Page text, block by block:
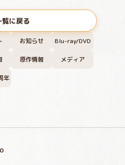
お知らせ Blu-ray/DVD
原作情報 メディア
年
覧に戻る